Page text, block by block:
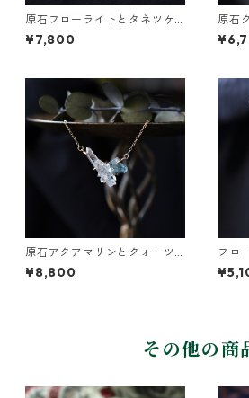
原石フローライトとタネツケ
バナのネックレス
¥7,800
原石
パタ
原石アクアマリンとクォーツ
のネックレス
¥8,800
フロ
ネッ
その他の商